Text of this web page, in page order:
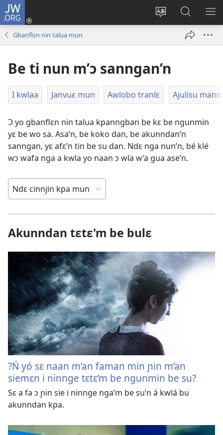
JW.ORG
Kaci
aniɛn'n
Wlu
nun
Kunndɛ
JW.ORG
su
Gbanflɛn nin talua mun
Be ti nun m’ɔ sanngan’n
I kwlaa Janvuɛ mun Awlobo tranlɛ Ajulisu
Ɔ yo gbanflɛn nin talua kpanngban be kɛ be ngunmin
yɛ be wo sa. Asa’n, be koko dan, be akunndan’n
sanngan, yɛ afɛ’n tin be su dan. Ndɛ nga nun’n, bé klé
wɔ wafa nga a kwla yo naan ɔ wla w’a gua ase’n.
Akunndan tɛtɛ'm be bulɛ
?Ń yó sɛ naan m’an faman min ɲin m’an
siemɛn i ninnge tɛtɛ’m be ngunmin be su?
Sɛ a fa ɔ ɲin sie i ninnge nga’m be su’n á kwlá bu
akunndan kpa.